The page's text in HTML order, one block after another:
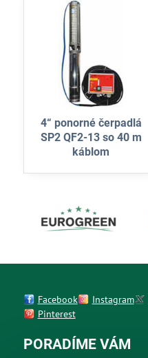
4“ ponorné čerpadlá
SP2 QF2-13 so 40 m
káblom
Facebook Instagram
Pinterest
PORADÍME VÁM